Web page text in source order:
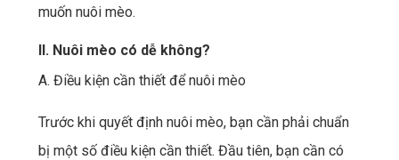
muốn nuôi mèo.
II. Nuôi mèo có dễ không?
A. Điều kiện cần thiết để nuôi mèo
Trước khi quyết định nuôi mèo, bạn cần phải chuẩn
bị một số điều kiện cần thiết. Đầu tiên, bạn cần có